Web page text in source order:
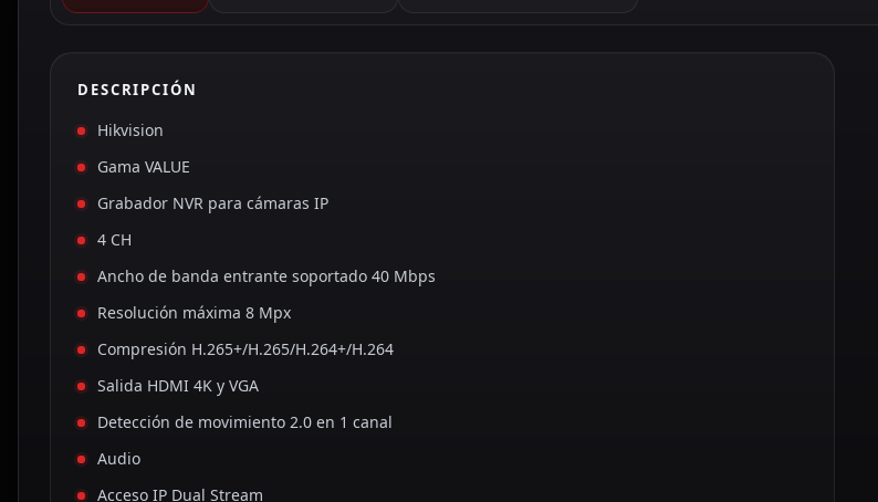
DESCRIPCIÓN
Hikvision
Gama VALUE
Grabador NVR para cámaras IP
4 CH
Ancho de banda entrante soportado 40 Mbps
Resolución máxima 8 Mpx
Compresión H.265+/H.265/H.264+/H.264
Salida HDMI 4K y VGA
Detección de movimiento 2.0 en 1 canal
Audio
Acceso IP Dual Stream